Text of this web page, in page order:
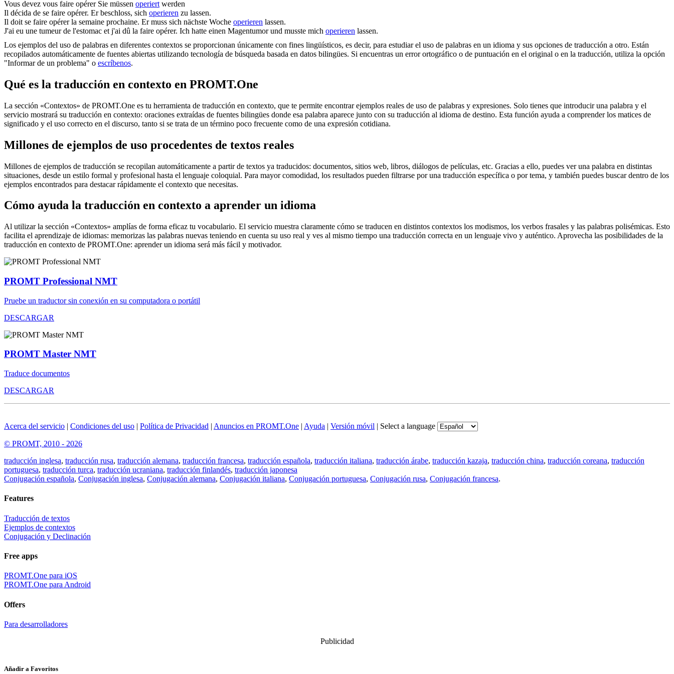
Vous devez vous faire opérer Sie müssen operiert werden
Il décida de se faire opérer. Er beschloss, sich operieren zu lassen.
Il doit se faire opérerla semaine prochaine. Er muss sich nächste Woche operieren lassen.
J'ai eu une tumeur de l'estomac et j'ai dû la faire opérer. Ich hatte einen Magentumor und musste mich operieren lassen.
Los ejemplos del uso de palabras en diferentes contextos se proporcionan únicamente con fines lingüísticos, es decir, para estudiar el uso de palabras en un idioma y sus opciones de traducción a otro. Están
recopilados automáticamente de fuentes abiertas utilizando tecnología de búsqueda basada en datos bilingües. Si encuentras un error ortográfico o de puntuación en el original o en la traducción, utiliza la opción
"Informar de un problema" o escríbenos.
Qué es la traducción en contexto en PROMT.One
La sección «Contextos» de PROMT.One es tu herramienta de traducción en contexto, que te permite encontrar ejemplos reales de uso de palabras y expresiones. Solo tienes que introducir una palabra y el
servicio mostrará su traducción en contexto: oraciones extraídas de fuentes bilingües donde esa palabra aparece junto con su traducción al idioma de destino. Esta función ayuda a comprender los matices de
significado y el uso correcto en el discurso, tanto si se trata de un término poco frecuente como de una expresión cotidiana.
Millones de ejemplos de uso procedentes de textos reales
Millones de ejemplos de traducción se recopilan automáticamente a partir de textos ya traducidos: documentos, sitios web, libros, diálogos de películas, etc. Gracias a ello, puedes ver una palabra en distintas
situaciones, desde un estilo formal y profesional hasta el lenguaje coloquial. Para mayor comodidad, los resultados pueden filtrarse por una traducción específica o por tema, y también puedes buscar dentro de los
ejemplos encontrados para destacar rápidamente el contexto que necesitas.
Cómo ayuda la traducción en contexto a aprender un idioma
Al utilizar la sección «Contextos» amplías de forma eficaz tu vocabulario. El servicio muestra claramente cómo se traducen en distintos contextos los modismos, los verbos frasales y las palabras polisémicas. Esto
facilita el aprendizaje de idiomas: memorizas las palabras nuevas teniendo en cuenta su uso real y ves al mismo tiempo una traducción correcta en un lenguaje vivo y auténtico. Aprovecha las posibilidades de la
traducción en contexto de PROMT.One: aprender un idioma será más fácil y motivador.
PROMT Professional NMT
Pruebe un traductor sin conexión en su computadora o portátil
DESCARGAR
PROMT Master NMT
Traduce documentos
DESCARGAR
Acerca del servicio | Condiciones del uso | Política de Privacidad | Anuncios en PROMT.One | Ayuda | Versión móvil | Select a language
© PROMT, 2010 - 2026
traducción inglesa, traducción rusa, traducción alemana, traducción francesa, traducción española, traducción italiana, traducción árabe, traducción kazaja, traducción china, traducción coreana, traducción
portuguesa, traducción turca, traducción ucraniana, traducción finlandés, traducción japonesa
Conjugación española, Conjugación inglesa, Conjugación alemana, Conjugación italiana, Conjugación portuguesa, Conjugación rusa, Conjugación francesa.
Features
Traducción de textos
Ejemplos de contextos
Conjugación y Declinación
Free apps
PROMT.One para iOS
PROMT.One para Android
Offers
Para desarrolladores
Publicidad
Añadir a Favoritos